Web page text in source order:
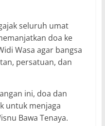
seluruh umat
doa ke
Wasa agar bangsa
persatuan, dan
ini, doa dan
untuk menjaga
Bawa Tenaya.